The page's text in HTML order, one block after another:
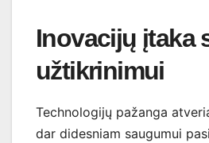
Inovacijų įtaka
užtikrinimui
Technologijų pažanga
dar didesniam saugumui